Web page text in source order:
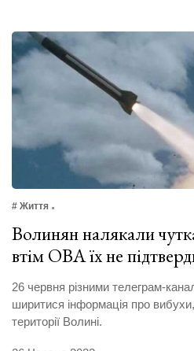
# Життя
Волинян налякали
втім ОВА їх не
26 червня різними телеграм-
ширитися інформація про
території Волині.